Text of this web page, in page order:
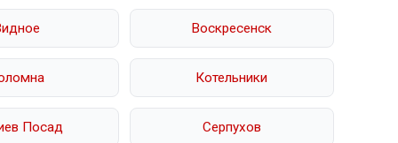
Воскресенск
Котельники
Посад Серпухов